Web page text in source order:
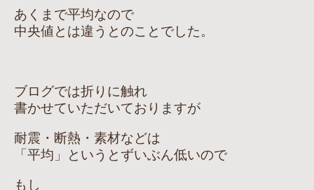
あくまで平均なので
中央値とは違うとのことでした。
ブログでは折りに触れ
書かせていただいておりますが
耐震・断熱・素材などは
「平均」というとずいぶん低いので
もし